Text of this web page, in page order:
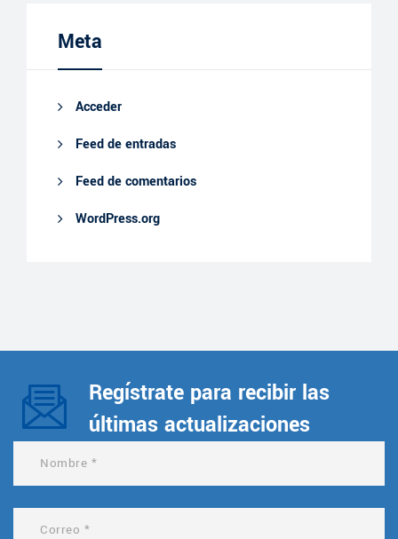
Meta
Acceder
Feed de entradas
Feed de comentarios
WordPress.org
Regístrate para recibir las
últimas actualizaciones